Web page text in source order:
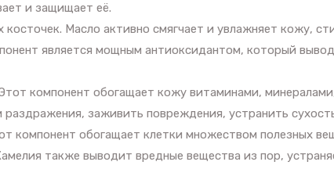
и защищает её.
косточек. Масло активно смягчает и увлажняет кожу,
является мощным антиоксидантом, который
компонент обогащает кожу витаминами,
раздражения, заживить повреждения, устранить
компонент обогащает клетки множеством полезных
также выводит вредные вещества из пор,